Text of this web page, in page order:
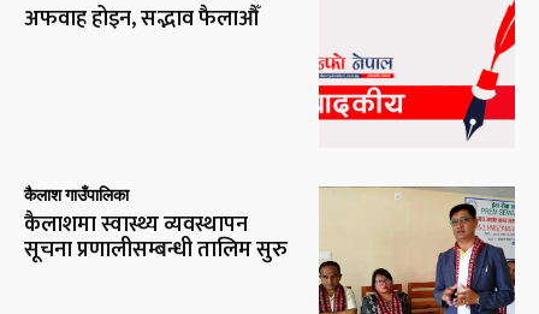
अफवाह होइन, सद्भाव फैलाऔँ
कैलाश गाउँपालिका
कैलाशमा स्वास्थ्य व्यवस्थापन
सूचना प्रणालीसम्बन्धी तालिम सुरु